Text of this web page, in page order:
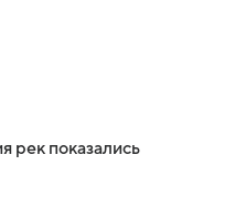
рек показались